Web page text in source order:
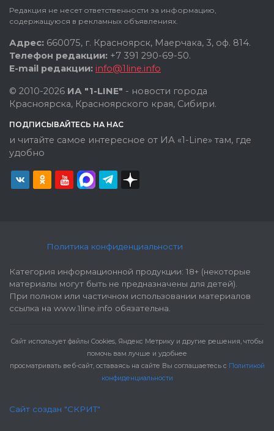
Редакция не несет ответственности за информацию,
содержащуюся в рекламных объявлениях.
Адрес: 660075, г. Красноярск, Маерчака, 3, оф. 814.
Телефон редакции: +7 391 290-69-50.
E-mail редакции: info@1line.info
© 2010-2026 ИА "1-LINE" - новости города
Красноярска, Красноярского края, Сибири.
ПОДПИСЫВАЙТЕСЬ НА НАС
и читайте самое интересное от ИА «1-Line» там, где
удобно
Политика конфиденциальности
Категория информационной продукции: 18+ (некоторые
материалы могут быть не предназначены для детей).
При полном или частичном использовании материалов
ссылка на www.1line.info обязательна.
Cайт использует файлы Cookies, Яндекс Метрику и другие решения, чтобы
помочь вам лучше и удобнее
просматривать веб-сайт, оставаясь на сайте Вы соглашаетесь с Политикой
конфиденциальности
Сайт создан "СКРИТ"